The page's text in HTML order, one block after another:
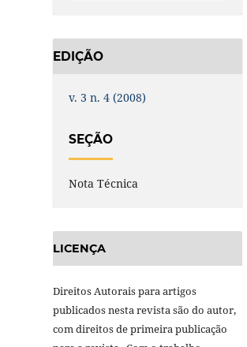
EDIÇÃO
v. 3 n. 4 (2008)
SEÇÃO
Nota Técnica
LICENÇA
Direitos Autorais para artigos
publicados nesta revista são do autor,
com direitos de primeira publicação